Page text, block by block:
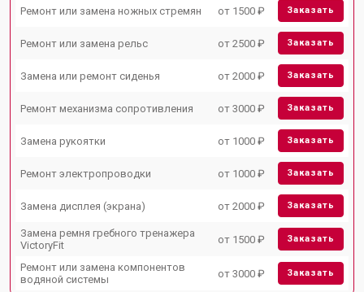
Ремонт или замена ножных стремян от 1500 ₽ Заказать
Ремонт или замена рельс от 2500 ₽ Заказать
Замена или ремонт сиденья от 2000 ₽ Заказать
Ремонт механизма сопротивления от 3000 ₽ Заказать
Замена рукоятки от 1000 ₽ Заказать
Ремонт электропроводки от 1000 ₽ Заказать
Замена дисплея (экрана) от 2000 ₽ Заказать
Замена ремня гребного тренажера
VictoryFit
от 1500 ₽ Заказать
Ремонт или замена компонентов
водяной системы
от 3000 ₽ Заказать